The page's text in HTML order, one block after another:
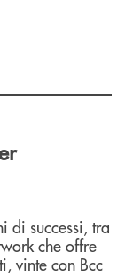
di successi, tra
che offre
vinte con Bcc